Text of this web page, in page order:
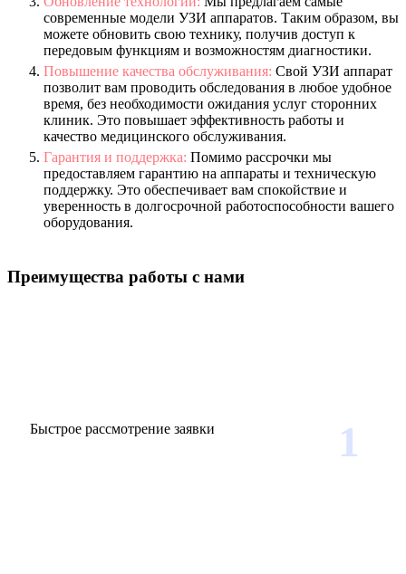
современные модели УЗИ аппаратов. Таким образом, вы
можете обновить свою технику, получив доступ к
передовым функциям и возможностям диагностики.
Повышение качества обслуживания: Свой УЗИ аппарат
позволит вам проводить обследования в любое удобное
время, без необходимости ожидания услуг сторонних
клиник. Это повышает эффективность работы и
качество медицинского обслуживания.
Гарантия и поддержка: Помимо рассрочки мы
предоставляем гарантию на аппараты и техническую
поддержку. Это обеспечивает вам спокойствие и
уверенность в долгосрочной работоспособности вашего
оборудования.
Преимущества работы с нами
1
Быстрое рассмотрение заявки